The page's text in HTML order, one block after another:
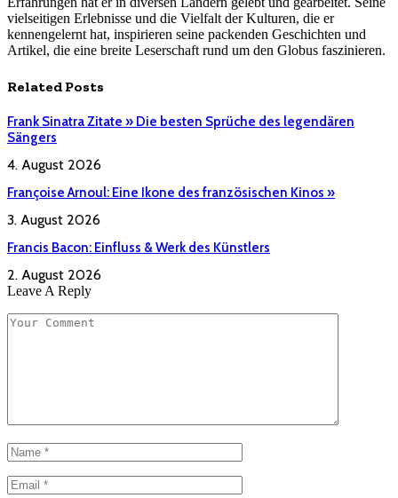
vielseitigen Erlebnisse und die Vielfalt der Kulturen, die er
kennengelernt hat, inspirieren seine packenden Geschichten und
Artikel, die eine breite Leserschaft rund um den Globus faszinieren.
Related Posts
Frank Sinatra Zitate » Die besten Sprüche des legendären
Sängers
4. August 2026
Françoise Arnoul: Eine Ikone des französischen Kinos »
3. August 2026
Francis Bacon: Einfluss & Werk des Künstlers
2. August 2026
Leave A Reply